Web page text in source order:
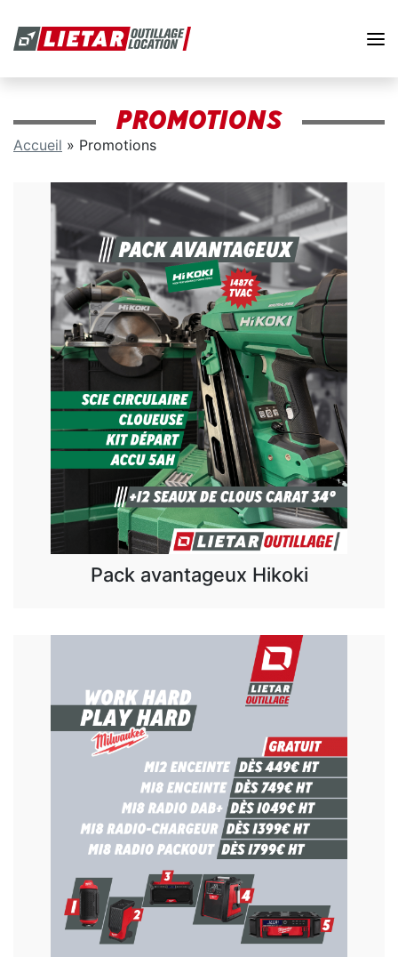
PROMOTIONS
Accueil » Promotions
Pack avantageux Hikoki